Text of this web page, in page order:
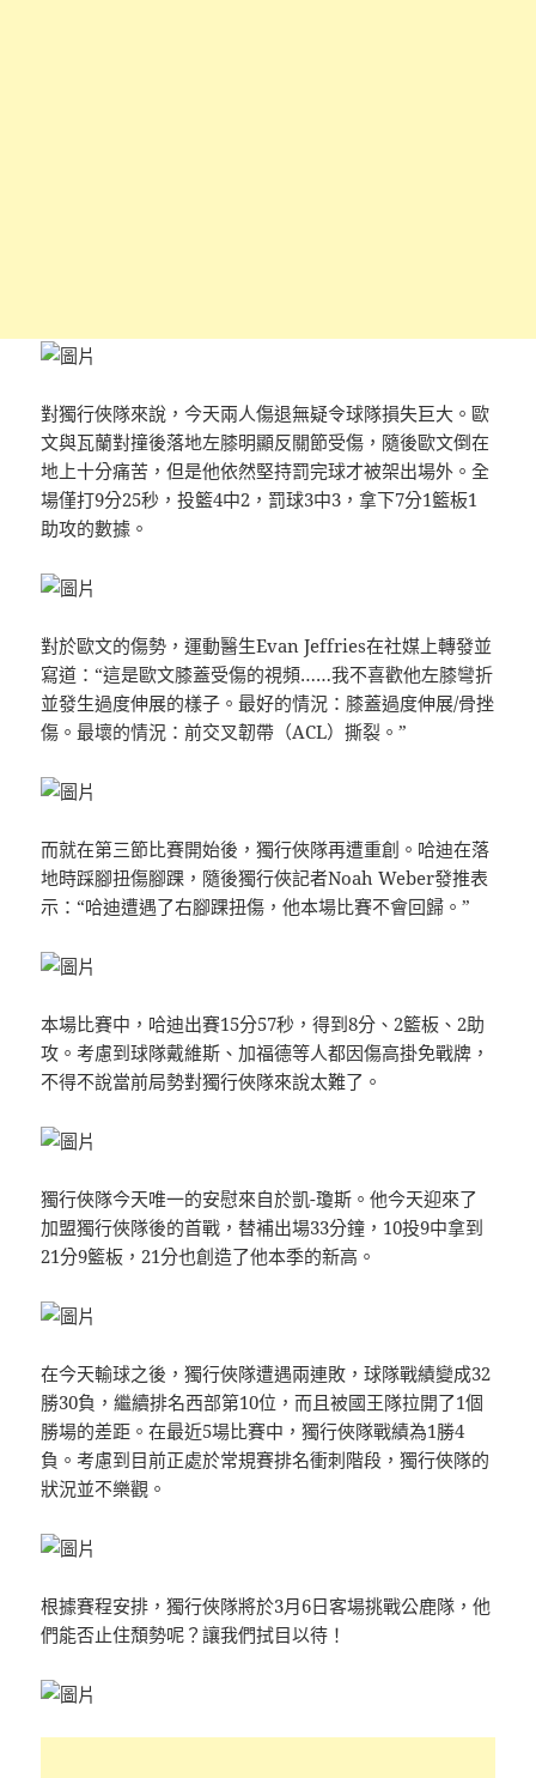
對獨行俠隊來說，今天兩人傷退無疑令球隊損失巨大。歐
文與瓦蘭對撞後落地左膝明顯反關節受傷，隨後歐文倒在
地上十分痛苦，但是他依然堅持罰完球才被架出場外。全
場僅打9分25秒，投籃4中2，罰球3中3，拿下7分1籃板1
助攻的數據。
對於歐文的傷勢，運動醫生Evan Jeffries在社媒上轉發並
寫道：“這是歐文膝蓋受傷的視頻……我不喜歡他左膝彎折
並發生過度伸展的樣子。最好的情況：膝蓋過度伸展/骨挫
傷。最壞的情況：前交叉韌帶（ACL）撕裂。”
而就在第三節比賽開始後，獨行俠隊再遭重創。哈迪在落
地時踩腳扭傷腳踝，隨後獨行俠記者Noah Weber發推表
示：“哈迪遭遇了右腳踝扭傷，他本場比賽不會回歸。”
本場比賽中，哈迪出賽15分57秒，得到8分、2籃板、2助
攻。考慮到球隊戴維斯、加福德等人都因傷高掛免戰牌，
不得不說當前局勢對獨行俠隊來說太難了。
獨行俠隊今天唯一的安慰來自於凱-瓊斯。他今天迎來了
加盟獨行俠隊後的首戰，替補出場33分鐘，10投9中拿到
21分9籃板，21分也創造了他本季的新高。
在今天輸球之後，獨行俠隊遭遇兩連敗，球隊戰績變成32
勝30負，繼續排名西部第10位，而且被國王隊拉開了1個
勝場的差距。在最近5場比賽中，獨行俠隊戰績為1勝4
負。考慮到目前正處於常規賽排名衝刺階段，獨行俠隊的
狀況並不樂觀。
根據賽程安排，獨行俠隊將於3月6日客場挑戰公鹿隊，他
們能否止住頹勢呢？讓我們拭目以待！